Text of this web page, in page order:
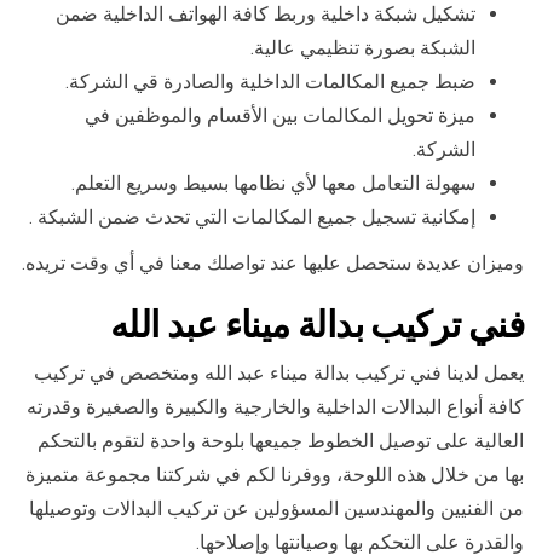
تشكيل شبكة داخلية وربط كافة الهواتف الداخلية ضمن
الشبكة بصورة تنظيمي عالية.
ضبط جميع المكالمات الداخلية والصادرة قي الشركة.
ميزة تحويل المكالمات بين الأقسام والموظفين في
الشركة.
سهولة التعامل معها لأي نظامها بسيط وسريع التعلم.
إمكانية تسجيل جميع المكالمات التي تحدث ضمن الشبكة .
وميزان عديدة ستحصل عليها عند تواصلك معنا في أي وقت تريده.
فني تركيب بدالة ميناء عبد الله
يعمل لدينا فني تركيب بدالة ميناء عبد الله ومتخصص في تركيب
كافة أنواع البدالات الداخلية والخارجية والكبيرة والصغيرة وقدرته
العالية على توصيل الخطوط جميعها بلوحة واحدة لتقوم بالتحكم
بها من خلال هذه اللوحة، ووفرنا لكم في شركتنا مجموعة متميزة
من الفنيين والمهندسين المسؤولين عن تركيب البدالات وتوصيلها
والقدرة على التحكم بها وصيانتها وإصلاحها.